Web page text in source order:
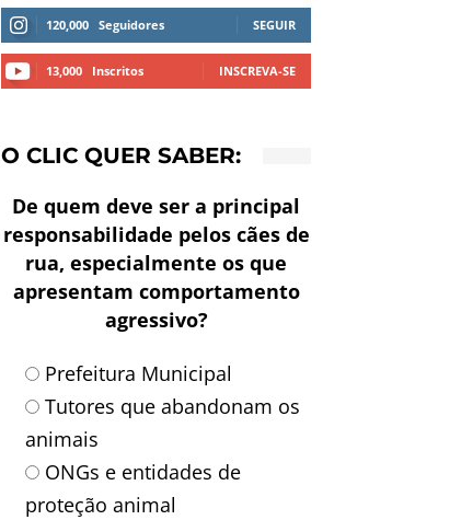
120,000 Seguidores SEGUIR
13,000 Inscritos INSCREVA-SE
O CLIC QUER SABER:
De quem deve ser a principal
responsabilidade pelos cães de
rua, especialmente os que
apresentam comportamento
agressivo?
Prefeitura Municipal
Tutores que abandonam os
animais
ONGs e entidades de
proteção animal